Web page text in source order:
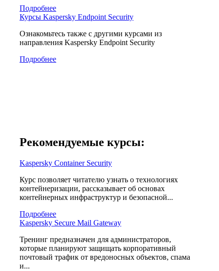
Подробнее
Курсы Kaspersky Endpoint Security
Ознакомьтесь также с другими курсами из
направления Kaspersky Endpoint Security
Подробнее
Рекомендуемые курсы:
Kaspersky Container Security
Курс позволяет читателю узнать о технологиях
контейнеризации, рассказывает об основах
контейнерных инфраструктур и безопасной...
Подробнее
Kaspersky Secure Mail Gateway
Тренинг предназначен для администраторов,
которые планируют защищать корпоративный
почтовый трафик от вредоносных объектов, спама
и...